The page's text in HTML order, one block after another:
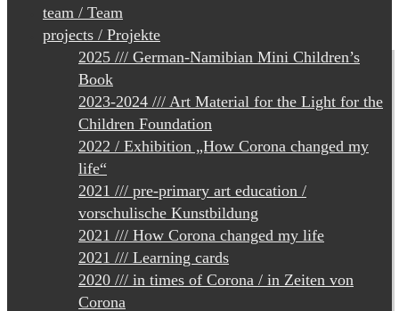
team / Team
projects / Projekte
2025 /// German-Namibian Mini Children’s
Book
2023-2024 /// Art Material for the Light for the
Children Foundation
2022 / Exhibition „How Corona changed my
life“
2021 /// pre-primary art education /
vorschulische Kunstbildung
2021 /// How Corona changed my life
2021 /// Learning cards
2020 /// in times of Corona / in Zeiten von
Corona